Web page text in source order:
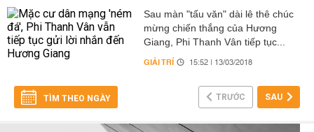
Sau màn "tấu văn" dài lê thê chúc
mừng chiến thắng của Hương
Giang, Phi Thanh Vân tiếp tục...
GIẢI TRÍ 15:52 | 13/03/2018
TÌM THEO NGÀY TRƯỚC SAU